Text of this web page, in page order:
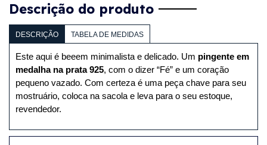
Descrição do produto
DESCRIÇÃO TABELA DE MEDIDAS
Este aqui é beeem minimalista e delicado. Um pingente em
medalha na prata 925, com o dizer “Fé” e um coração
pequeno vazado. Com certeza é uma peça chave para seu
mostruário, coloca na sacola e leva para o seu estoque,
revendedor.